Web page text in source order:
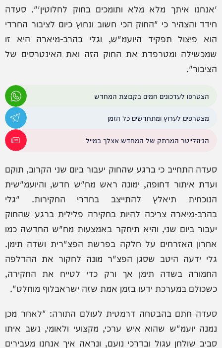
'אנחנו איתך מלא מלא ותומכים בחוק לחלוטין'". סעדה
חידד והצהיר כי "החוק הכי חשוב ונחוץ כיום לציבור החרדי
הוא פיצול תפקיד היועמ"ש, וגלי בהרב-מיארה היא זו
שמכשילה ומטרפדת את החוק הזה ואת האינטרסים של
הציבור".
הצטרפו לעדכונים חמים בקבוצת המחדש
מצטרפים לערוץ ומתחדשים כל הזמן
הניוזלייטר המרתק של המחדש אצלך במייל
סעדה התחייב כי ברגע שהחוק יעבור ביום שני הקרוב, תוקם
ועדת איתור דחופה, ימונה ראש מח"ש חדש, והיועמ"שית
הנוכחית תיאלץ להתייצב בחדרי החקירות. "גלי
בהרב-מיארה צריכה להיות בחקירה פלילית ברגע שהחוק
יעבור ביום שני, והיא תיחקר באמצעות מח"ש החדשה כמו
אחרון האזרחים על חלקה בפרשת הפצ"רית ושדה תימן.
גלי ידעה היטב שסגן הפצ"ר מונה לחקור את ההדלפה
החמורה בשדה תימן אך ורק כדי לטייח את החקירה,
כשכולם במערכת ידעו בזמן אמת שזה ישראבלוף מוחלט".
סעדה חתם בהבטחה דרמטית לעולם התורה: "לאחר מכן
נמנה יועמ"ש שהוא איש ערכי, מקצועי ולאומי, נשב איתו
סביב שולחן עגול ובדרכי נועם, ונראה איך אנחנו מעבירים